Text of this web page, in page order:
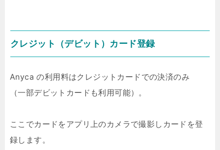
クレジット（デビット）カード登録
Anyca の利用料はクレジットカードでの決済のみ
（一部デビットカードも利用可能）。
ここでカードをアプリ上のカメラで撮影しカードを登
録します。